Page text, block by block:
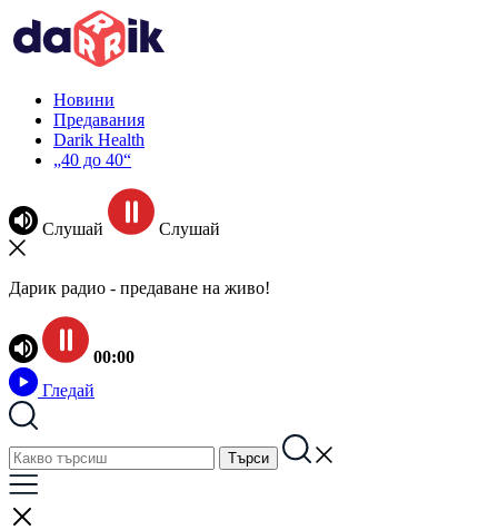
Новини
Предавания
Darik Health
„40 до 40“
Слушай Слушай
Дарик радио - предаване на живо!
00:00
Гледай